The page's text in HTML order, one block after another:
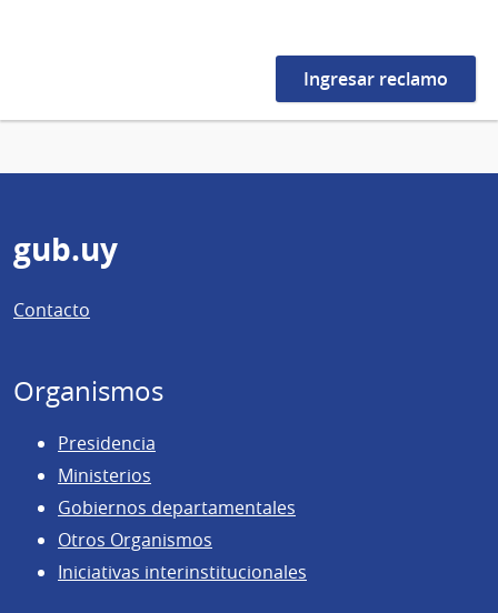
Pie
de
página
gub.uy
Contacto
Organismos
Presidencia
Ministerios
Gobiernos departamentales
Otros Organismos
Iniciativas interinstitucionales